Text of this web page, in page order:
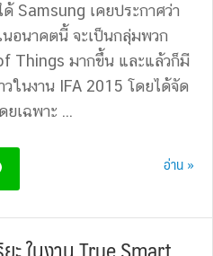
Samsung เคยประกาศว่า
อนาคตนี้ จะเป็นกลุ่มพวก
Things มากขึ้น และแล้วก็มี
วในงาน IFA 2015 โดยได้จัด
เฉพาะ ...
อ่าน »